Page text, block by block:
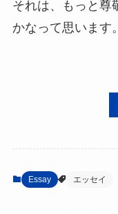
それは、もっと尊
かなって思います。
Essay エッセイ